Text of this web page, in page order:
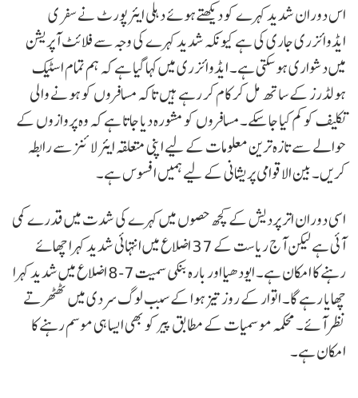
اس دوران شدید کہرے کو دیکھتے ہوئے دہلی ایئرپورٹ نے سفری
ایڈوائزری جاری کی ہے کیونکہ شدید کہرے کی وجہ سے فلائٹ آپریشن
میں دشواری ہو سکتی ہے۔ ایڈوائزری میں کہا گیا ہے کہ ہم تمام اسٹیک
ہولڈرز کے ساتھ مل کر کام کر رہے ہیں تاکہ مسافروں کو ہونے والی
تکلیف کو کم کیا جا سکے۔ مسافروں کو مشورہ دیا جاتا ہے کہ وہ پروازوں کے
حوالے سے تازہ ترین معلومات کے لیے اپنی متعلقہ ایئر لائنز سے رابطہ
کریں۔ بین الاقوامی پریشانی کے لیے ہمیں افسوس ہے۔
اسی دوران اتر پردیش کے کچھ حصوں میں کہرے کی شدت میں قدرے کمی
آئی ہے لیکن آج ریاست کے 37 اضلاع میں انتہائی شدید کہرا چھائے
رہنے کا امکان ہے۔ ایودھیا اور بارہ بنکی سمیت 7-8 اضلاع میں شدید کہرا
چھایا رہے گا۔ اتوار کے روز تیز ہوا کے سبب لوگ سردی میں ٹھٹھرتے
نظر آئے۔ محکمہ موسمیات کے مطابق پیر کو بھی ایسا ہی موسم رہنے کا
امکان ہے۔